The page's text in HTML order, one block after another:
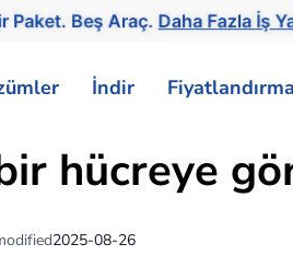
Paket. Beş Araç.Daha Fazla İş
İndir Fiyatlandırma
hücreye
2025-08-26